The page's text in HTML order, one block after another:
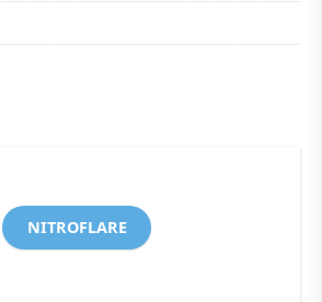
NITROFLARE